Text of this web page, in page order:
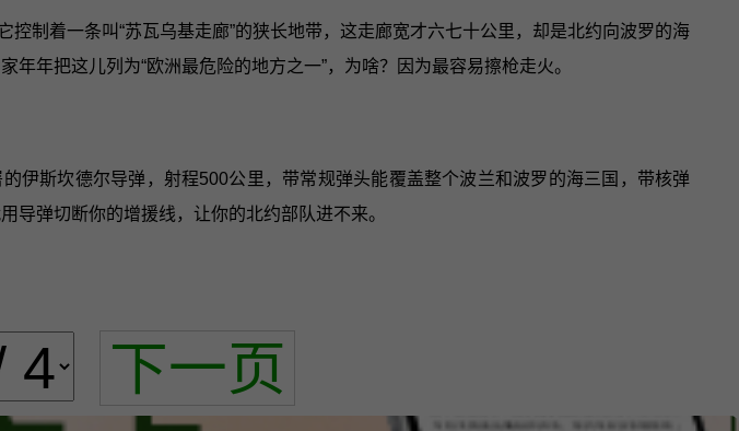
制着一条叫“苏瓦乌基走廊”的狭长地带，这走廊宽才六七十公里，却是北约向波罗的海
年把这儿列为“欧洲最危险的地方之一”，为啥？因为最容易擦枪走火。
伊斯坎德尔导弹，射程500公里，带常规弹头能覆盖整个波兰和波罗的海三国，带核弹
导弹切断你的增援线，让你的北约部队进不来。
下一页